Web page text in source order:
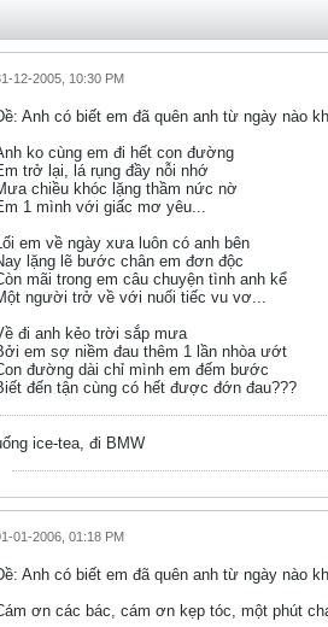
12-2005, 10:30 PM
Anh có biết em đã quên anh từ ngày nào
ko cùng em đi hết con đường
trở lại, lá rụng đầy nỗi nhớ
chiều khóc lặng thầm nức nờ
1 mình với giấc mơ yêu...
em về ngày xưa luôn có anh bên
lặng lẽ bước chân em đơn độc
mãi trong em câu chuyện tình anh kể
người trở về với nuối tiếc vu vơ...
đi anh kẻo trời sắp mưa
em sợ niềm đau thêm 1 lần nhòa ướt
đường dài chỉ mình em đếm bước
đến tận cùng có hết được đớn đau???
ice-tea, đi BMW
01-2006, 01:18 PM
Anh có biết em đã quên anh từ ngày nào
ơn các bác, cám ơn kẹp tóc, một phút